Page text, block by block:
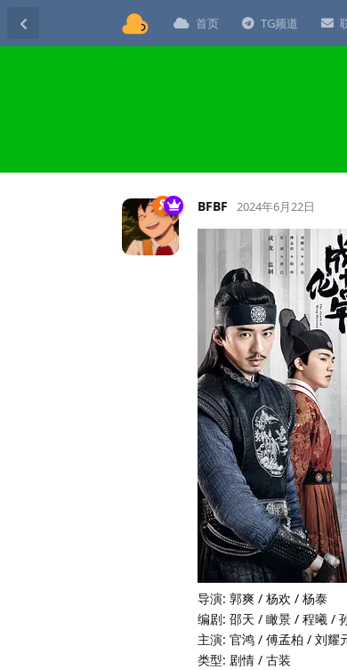
首页 TG频道
BFBF 2024年6月22日
导演: 郭爽 / 杨欢 / 杨泰
编剧: 邵天 / 瞰景 / 程曦 /
主演: 官鸿 / 傅孟柏 / 刘耀
类型: 剧情 / 古装